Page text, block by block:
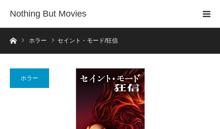
Nothing But Movies
ホームホラー セイント・モード/狂信
ホラー